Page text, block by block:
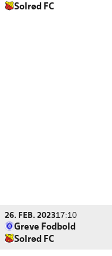
Solrød FC
26. FEB. 202317:10
Greve Fodbold
Solrød FC